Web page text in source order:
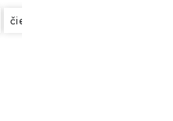
čierna